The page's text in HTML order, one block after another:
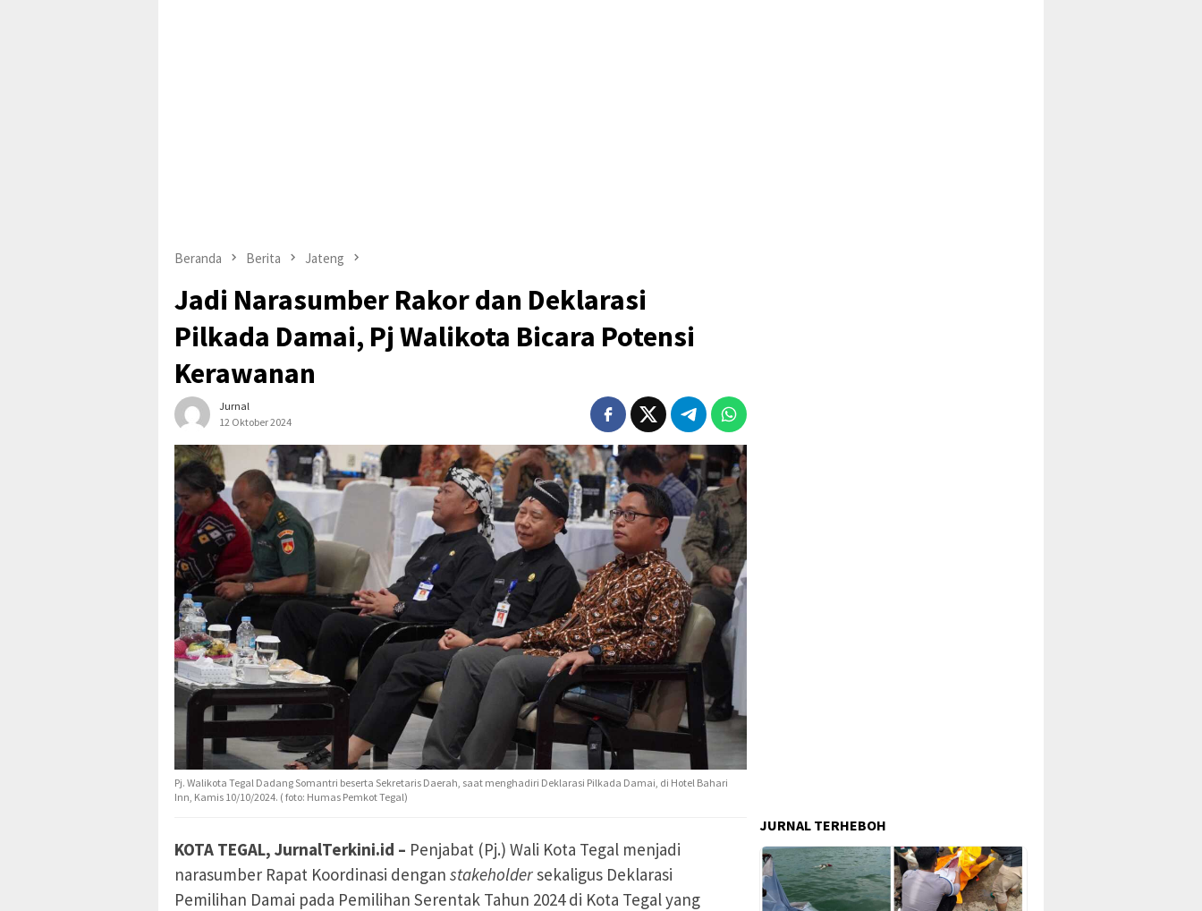
Beranda Berita Jateng
Jadi Narasumber Rakor dan Deklarasi
Pilkada Damai, Pj Walikota Bicara Potensi
Kerawanan
Jurnal
12 Oktober 2024
Pj. Walikota Tegal Dadang Somantri beserta Sekretaris Daerah, saat menghadiri Deklarasi Pilkada Damai, di Hotel Bahari
Inn, Kamis 10/10/2024. ( foto: Humas Pemkot Tegal)
KOTA TEGAL, JurnalTerkini.id – Penjabat (Pj.) Wali Kota Tegal menjadi
narasumber Rapat Koordinasi dengan stakeholdersekaligus Deklarasi
Pemilihan Damai pada Pemilihan Serentak Tahun 2024 di Kota Tegal yang
JURNAL TERHEBOH